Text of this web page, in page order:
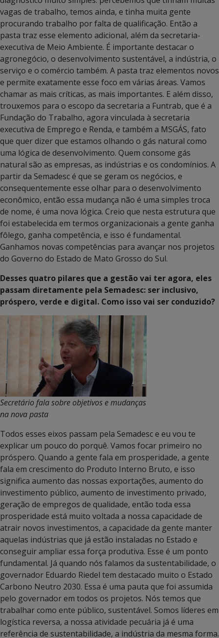
vagas de trabalho, temos ainda, e tinha muita gente
procurando trabalho por falta de qualificação. Então a
pasta traz esse elemento adicional, além da secretaria-
executiva de Meio Ambiente. É importante destacar o
agronegócio, o desenvolvimento sustentável, a indústria, o
serviço e o comércio também. A pasta traz elementos novos
e permite exatamente esse foco em várias áreas. Vamos
chamar as mais críticas, as mais importantes. E além disso,
trouxemos para o escopo da secretaria a Funtrab, que é a
Fundação do Trabalho, agora vinculada à secretaria
executiva de Emprego e Renda, e também a MSGÁS, fato
que quer dizer que estamos olhando o gás natural como
uma lógica de desenvolvimento. Quem consome gás
natural são as empresas, as indústrias e os condomínios. A
partir da Semadesc é que se geram os negócios, e
consequentemente esse olhar para o desenvolvimento
econômico, então essa mudança não é uma simples troca
de nome, é uma nova lógica. Creio que nesta estrutura que
foi estabelecida em termos organizacionais a gente ganha
fôlego, ganha competência, e isso é fundamental.
Ganhamos novas competências para avançar nos projetos
do Governo do Estado de Mato Grosso do Sul.
Desses quatro pilares que a gestão vai ter agora, eles
passam diretamente pela Semadesc: ser inclusivo,
próspero, verde e digital. Como isso vai ser conduzido?
Secretário fala sobre objetivos e mudanças
na nova pasta
Todos esses eixos passam pela Semadesc e eu vou te
explicar um pouco do porquê. Vamos focar primeiro no
próspero. Quando a gente fala em prosperidade, a gente
fala em crescimento do Produto Interno Bruto, e isso
significa aumento das nossas exportações, aumento do
investimento público, aumento de investimento privado,
geração de empregos de qualidade, então toda essa
prosperidade está muito voltada a nossa capacidade de
atrair novos investimentos, a capacidade da gente manter
aquelas indústrias que já estão instaladas no Estado e
conseguir ampliar essa força produtiva. Esse é um ponto
fundamental. Já quando nós falamos da sustentabilidade, o
governador Eduardo Riedel tem destacado muito o Estado
Carbono Neutro 2030. Essa é uma pauta que foi assumida
pelo governador em todos os projetos. Nós temos que
trabalhar como ente público, sustentável. Somos líderes em
logística reversa, a nossa atividade pecuária já é uma
referência de sustentabilidade, a indústria da mesma forma.